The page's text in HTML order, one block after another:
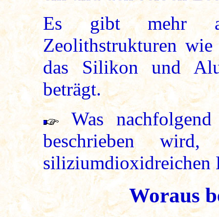
Es gibt mehr
Zeolithstrukturen
das Silikon und
beträgt.
Was
beschrieben
Woraus